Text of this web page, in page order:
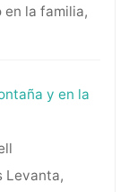
la familia,
y en la
Levanta,